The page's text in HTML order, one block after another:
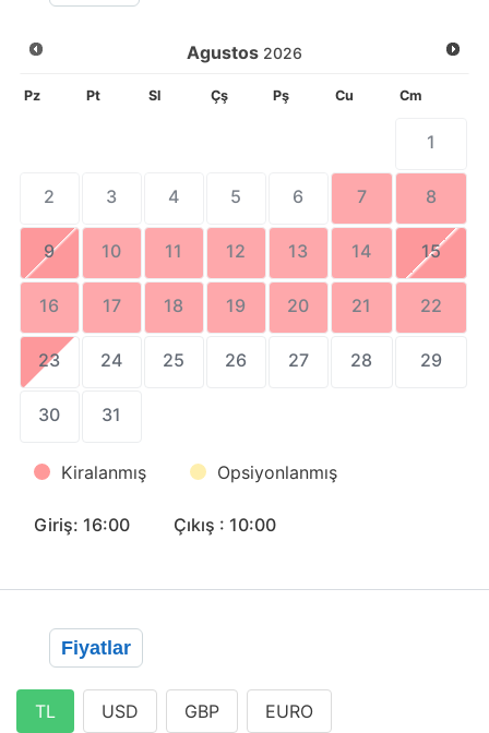
Agustos 2026
Pz Pt Sl Çş Pş Cu Cm
1
2 3 4 5 6 7 8
9 10 11 12 13 14 15
16 17 18 19 20 21 22
23 24 25 26 27 28 29
30 31
Kiralanmış Opsiyonlanmış
Giriş: 16:00 Çıkış : 10:00
Fiyatlar
TL USD GBP EURO